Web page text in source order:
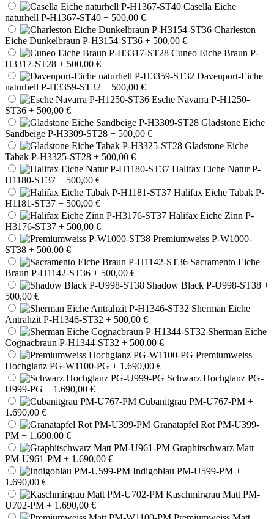
Casella Eiche
naturhell P-H1367-ST40 + 500,00 €
Charleston
Eiche Dunkelbraun P-H3154-ST36 + 500,00 €
Cuneo Eiche Braun P-
H3317-ST28 + 500,00 €
Davenport-Eiche
naturhell P-H3359-ST32 + 500,00 €
Esche Navarra P-H1250-
ST36 + 500,00 €
Gladstone Eiche
Sandbeige P-H3309-ST28 + 500,00 €
Gladstone Eiche
Tabak P-H3325-ST28 + 500,00 €
Halifax Eiche Natur P-
H1180-ST37 + 500,00 €
Halifax Eiche Tabak P-
H1181-ST37 + 500,00 €
Halifax Eiche Zinn P-
H3176-ST37 + 500,00 €
Premiumweiss P-W1000-
ST38 + 500,00 €
Sacramento Eiche
Braun P-H1142-ST36 + 500,00 €
Shadow Black P-U998-ST38 +
500,00 €
Sherman Eiche
Antrahzit P-H1346-ST32 + 500,00 €
Sherman Eiche
Cognacbraun P-H1344-ST32 + 500,00 €
Premiumweiss
Hochglanz PG-W1100-PG + 1.690,00 €
Schwarz Hochglanz PG-
U999-PG + 1.690,00 €
Cubanitgrau PM-U767-PM +
1.690,00 €
Granatapfel Rot PM-U399-
PM + 1.690,00 €
Graphitschwarz Matt
PM-U961-PM + 1.690,00 €
Indigoblau PM-U599-PM +
1.690,00 €
Kaschmirgrau Matt PM-
U702-PM + 1.690,00 €